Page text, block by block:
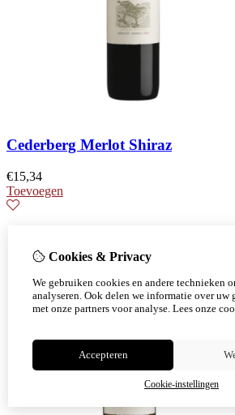
Cederberg Merlot Shiraz
€15,34
Toevoegen
Cookies & Privacy
We gebruiken cookies en andere technieken
analyseren. Ook delen we informatie over uw
met onze partners voor analyse. Lees onze
Accepteren
Cookie-instellingen